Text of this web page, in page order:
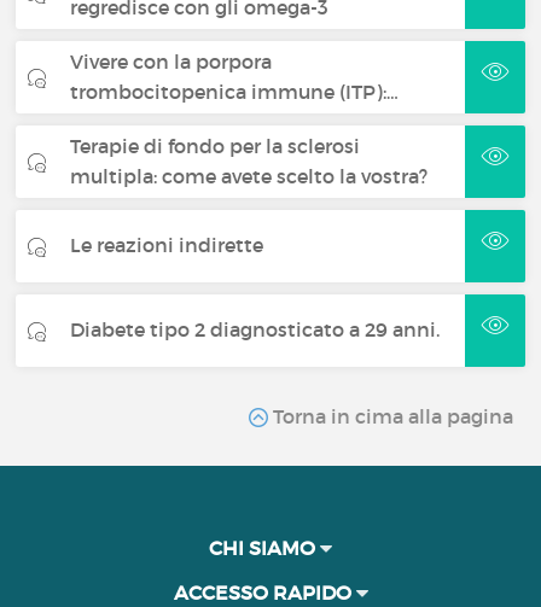
regredisce con gli omega-3
Vivere con la porpora
trombocitopenica immune (ITP):…
Terapie di fondo per la sclerosi
multipla: come avete scelto la vostra?
Le reazioni indirette
Diabete tipo 2 diagnosticato a 29 anni.
Torna in cima alla pagina
CHI SIAMO
ACCESSO RAPIDO